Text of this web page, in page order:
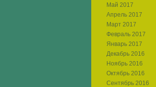
Май 2017
Апрель 2017
Март 2017
Февраль 2017
Январь 2017
Декабрь 2016
Ноябрь 2016
Октябрь 2016
Сентябрь 2016